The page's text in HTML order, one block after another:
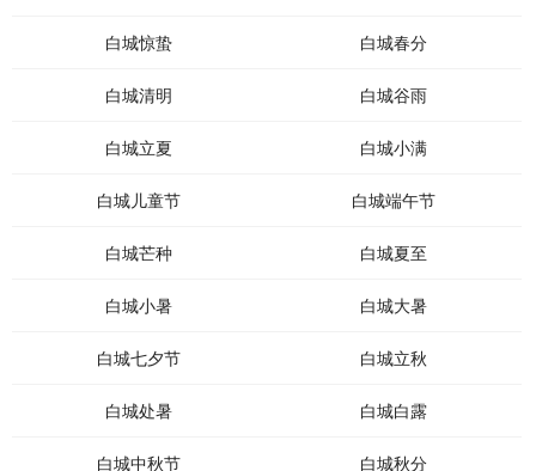
白城惊蛰 白城春分
白城清明 白城谷雨
白城立夏 白城小满
白城儿童节 白城端午节
白城芒种 白城夏至
白城小暑 白城大暑
白城七夕节 白城立秋
白城处暑 白城白露
白城中秋节 白城秋分